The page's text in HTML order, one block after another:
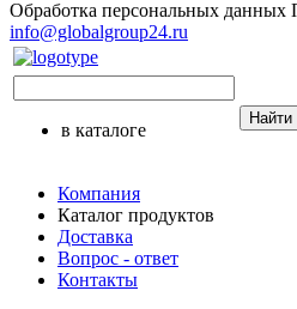
Обработка персональных данных
info@globalgroup24.ru
в каталоге
Найти
Компания
Каталог продуктов
Доставка
Вопрос - ответ
Контакты